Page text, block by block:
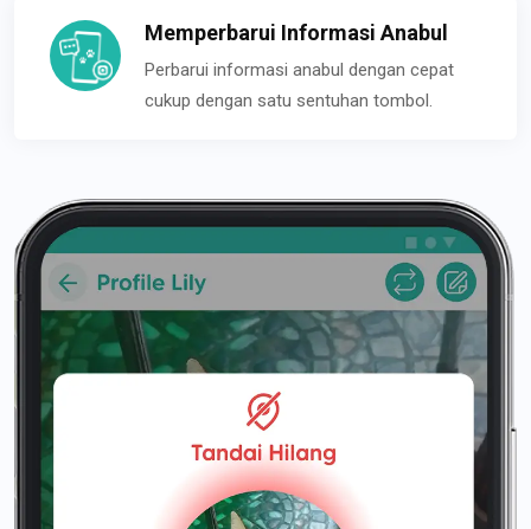
Memperbarui Informasi Anabul
Perbarui informasi anabul dengan cepat
cukup dengan satu sentuhan tombol.